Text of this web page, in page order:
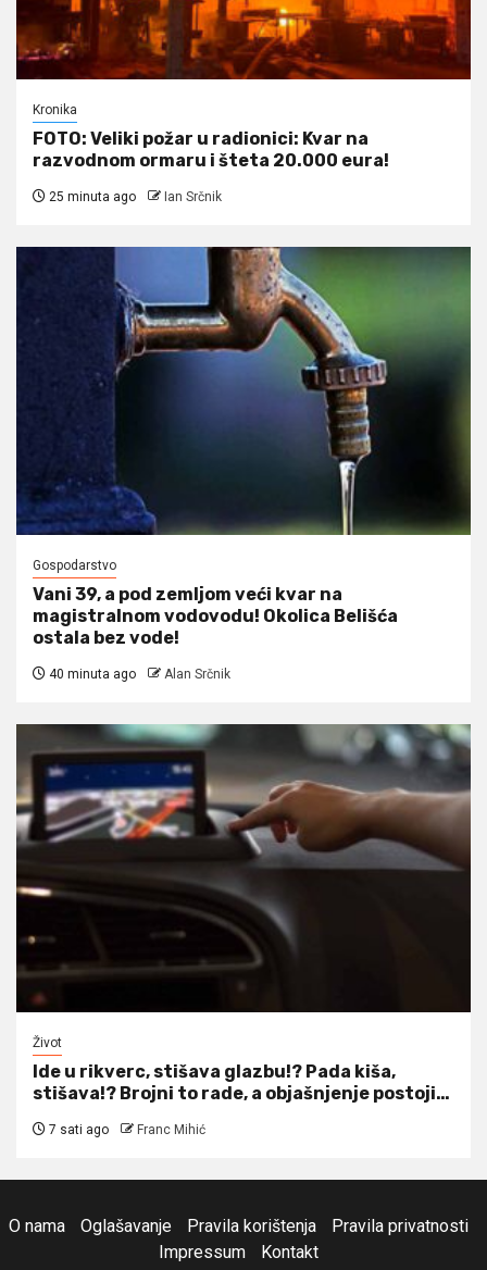
Kronika
FOTO: Veliki požar u radionici: Kvar na
razvodnom ormaru i šteta 20.000 eura!
25 minuta ago Ian Srčnik
Gospodarstvo
Vani 39, a pod zemljom veći kvar na
magistralnom vodovodu! Okolica Belišća
ostala bez vode!
40 minuta ago Alan Srčnik
Život
Ide u rikverc, stišava glazbu!? Pada kiša,
stišava!? Brojni to rade, a objašnjenje postoji…
7 sati ago Franc Mihić
O nama Oglašavanje Pravila korištenja
Pravila privatnosti
Impressum
Kontakt